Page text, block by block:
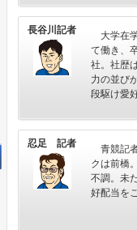
長谷川記者
大学在
て働き、
社。社歴
力の並び
段駆け愛好
忍足 記者
青競記
クは前橋
不調。未
好配当を